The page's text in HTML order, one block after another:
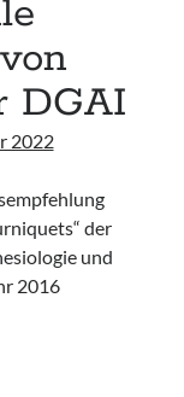
DGAI
2022
der
und
2016